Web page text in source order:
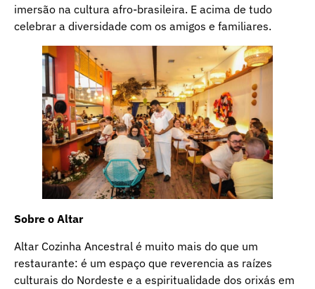
imersão na cultura afro-brasileira. E acima de tudo
celebrar a diversidade com os amigos e familiares.
Sobre o Altar
Altar Cozinha Ancestral é muito mais do que um
restaurante: é um espaço que reverencia as raízes
culturais do Nordeste e a espiritualidade dos orixás em